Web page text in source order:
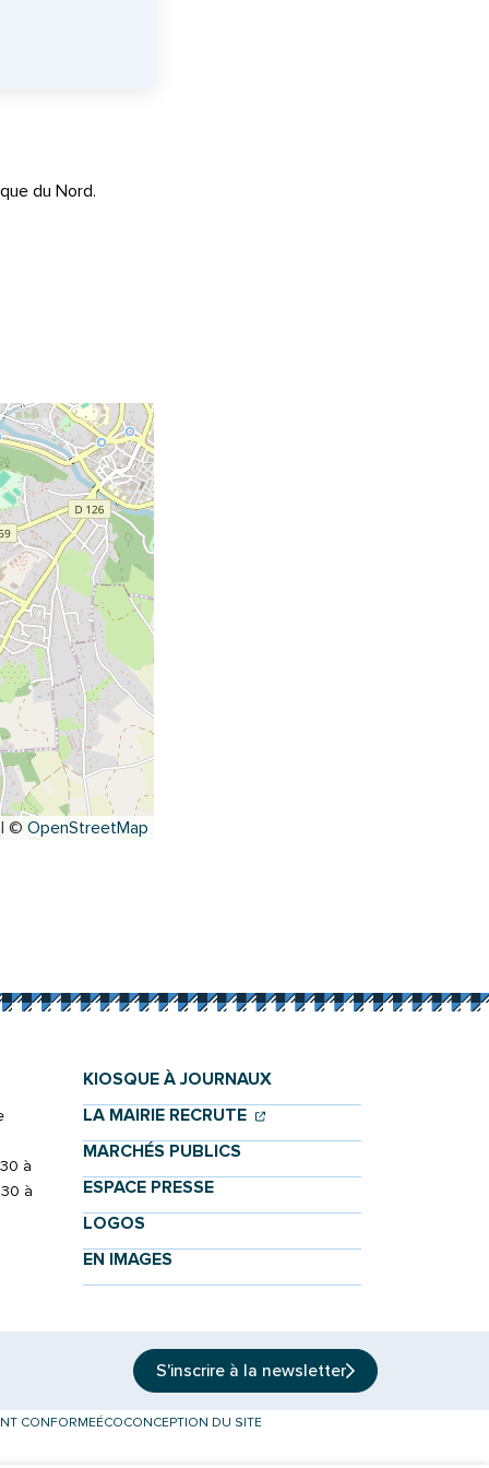
du Nord.
| © OpenStreetMap
à
à
KIOSQUE À JOURNAUX
LA MAIRIE RECRUTE (OUVERTURE DANS UN
(OUVERTURE DANS UN
MARCHÉS PUBLICS
ESPACE PRESSE
LOGOS
EN IMAGES
S'inscrire à la newsletter
CONFORMEÉCOCONCEPTION DU SITE